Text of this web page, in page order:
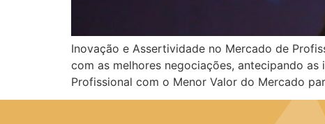
Inovação e Assertividade no Mercado de
com as melhores negociações, antecipando
Profissional com o Menor Valor do Mercado